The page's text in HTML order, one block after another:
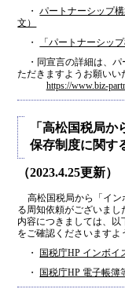
・パートナーシップ
文）
・
「パートナーシッ
・同宣言の詳細は、
ただきますようお願いい
https://www.biz-
「高松国税局
保存制度に関す
（2023.4.25更新）
高松国税局から「イ
る周知依頼がございまし
内容につきましては、以
をご確認くださいますよ
・
国税庁HP インボ
・
国税庁HP 電子帳